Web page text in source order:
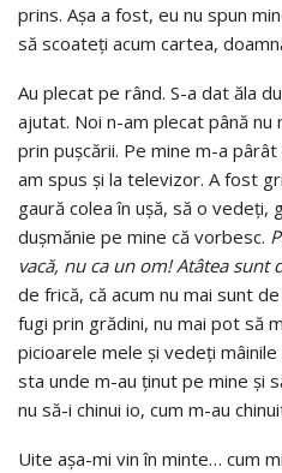
prins. Aşa a fost, eu nu spun
să scoateţi acum cartea,
Au plecat pe rând. S-a dat ăla
ajutat. Noi n-am plecat până nu
prin puşcării. Pe mine m-a
am spus şi la televizor. A fost
gaură colea în uşă, să o vedeţi,
duşmănie pe mine că vorbesc.
vacă, nu ca un om! Atâtea sunt
de frică, că acum nu mai sunt
fugi prin grădini, nu mai pot să
picioarele mele şi vedeţi
sta unde m-au ţinut pe mine şi
nu să-i chinui io, cum m-au
Uite aşa-mi vin în minte… cum